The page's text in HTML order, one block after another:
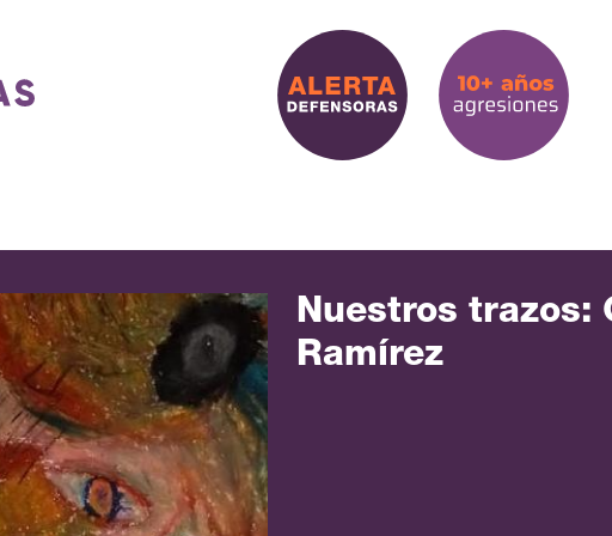
Nuestros trazos:
Ramírez